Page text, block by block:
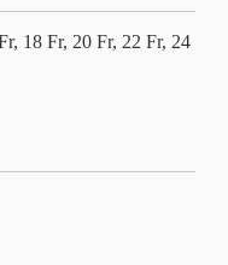
18 Fr, 20 Fr, 22 Fr, 24